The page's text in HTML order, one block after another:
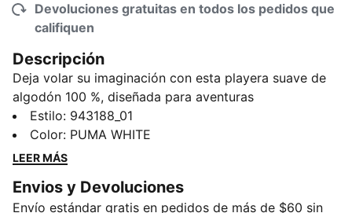
Devoluciones gratuitas en todos los pedidos que
califiquen
Descripción
Deja volar su imaginación con esta playera suave de
algodón 100 %, diseñada para aventuras
interminables. Perfectos para salir a jugar, explorar el
parque o pasar las tardes en casa. Ligero y
transpirable, es un favorito aprobado por PUMA para
gran sonrisa.
Estilo: 943188_01
Color: PUMA WHITE
LEER MÁS
Envios y Devoluciones
Envío estándar gratis en pedidos de más de $60 sin